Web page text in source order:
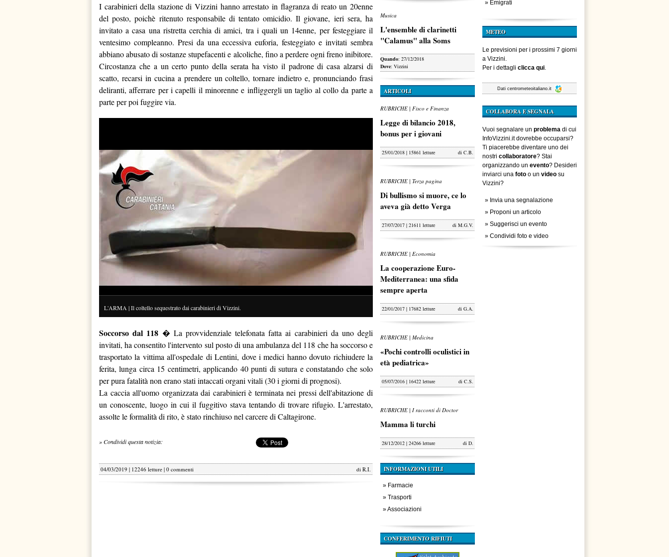
I carabinieri della stazione di Vizzini hanno arrestato in flagranza di reato un 20enne
del posto, poichè ritenuto responsabile di tentato omicidio. Il giovane, ieri sera, ha
invitato a casa una ristretta cerchia di amici, tra i quali un 14enne, per festeggiare il
ventesimo compleanno. Presi da una eccessiva euforia, festeggiato e invitati sembra
abbiano abusato di sostanze stupefacenti e alcoliche, fino a perdere ogni freno inibitore.
Circostanza che a un certo punto della serata ha visto il padrone di casa alzarsi di
scatto, recarsi in cucina a prendere un coltello, tornare indietro e, pronunciando frasi
deliranti, afferrare per i capelli il minorenne e infliggergli un taglio al collo da parte a
parte per poi fuggire via.
L'ARMA | Il coltello sequestrato dai carabinieri di Vizzini.
Soccorso dal 118 � La provvidenziale telefonata fatta ai carabinieri da uno degli
invitati, ha consentito l'intervento sul posto di una ambulanza del 118 che ha soccorso e
trasportato la vittima all'ospedale di Lentini, dove i medici hanno dovuto richiudere la
ferita, lunga circa 15 centimetri, applicando 40 punti di sutura e constatando che solo
per pura fatalità non erano stati intaccati organi vitali (30 i giorni di prognosi).
La caccia all'uomo organizzata dai carabinieri è terminata nei pressi dell'abitazione di
un conoscente, luogo in cui il fuggitivo stava tentando di trovare rifugio. L'arrestato,
assolte le formalità di rito, è stato rinchiuso nel carcere di Caltagirone.
» Condividi questa notizia:
04/03/2019 | 12246 letture | 0 commenti di R.I.
Musica
L'ensemble di clarinetti
"Calamus" alla Soms
Quando: 27/12/2018
Dove: Vizzini
ARTICOLI
RUBRICHE | Fisco e Finanza
Legge di bilancio 2018,
bonus per i giovani
25/01/2018 | 15861 letture di C.B.
RUBRICHE | Terza pagina
Di bullismo si muore, ce lo
aveva già detto Verga
27/07/2017 | 21611 letture di M.G.V.
RUBRICHE | Economia
La cooperazione Euro-
Mediterranea: una sfida
sempre aperta
22/01/2017 | 17682 letture di G.A.
RUBRICHE | Medicina
«Pochi controlli oculistici in
età pediatrica»
05/07/2016 | 16422 letture di C.S.
RUBRICHE | I racconti di Doctor
Mamma li turchi
28/12/2012 | 24266 letture di D.
INFORMAZIONI UTILI
» Farmacie
» Trasporti
»Associazioni
CONFERIMENTO RIFIUTI
» Emigrati
METEO
Le previsioni per i prossimi 7 giorni
a Vizzini.
Per i dettagli clicca qui.
Dati centrometeoitaliano.it
COLLABORA E SEGNALA
Vuoi segnalare un problema di cui
InfoVizzini.it dovrebbe occuparsi?
Ti piacerebbe diventare uno dei
nostri collaboratore? Stai
organizzando un evento? Desideri
inviarci una foto o un video su
Vizzini?
» Invia una segnalazione
» Proponi un articolo
» Suggerisci un evento
» Condividi foto e video